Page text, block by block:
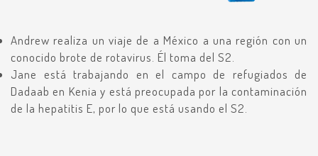
Andrew realiza un viaje de a México a una región con un
conocido brote de rotavirus. Él toma del S2.
Jane está trabajando en el campo de refugiados de
Dadaab en Kenia y está preocupada por la contaminación
de la hepatitis E, por lo que está usando el S2.